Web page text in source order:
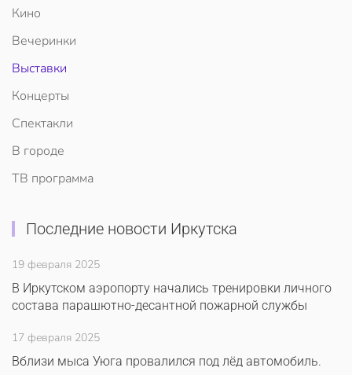
Кино
Вечеринки
Выставки
Концерты
Спектакли
В городе
ТВ программа
Последние новости Иркутска
19 февраля 2025
В Иркутском аэропорту начались тренировки личного
состава парашютно-десантной пожарной службы
17 февраля 2025
Вблизи мыса Уюга провалился под лёд автомобиль.